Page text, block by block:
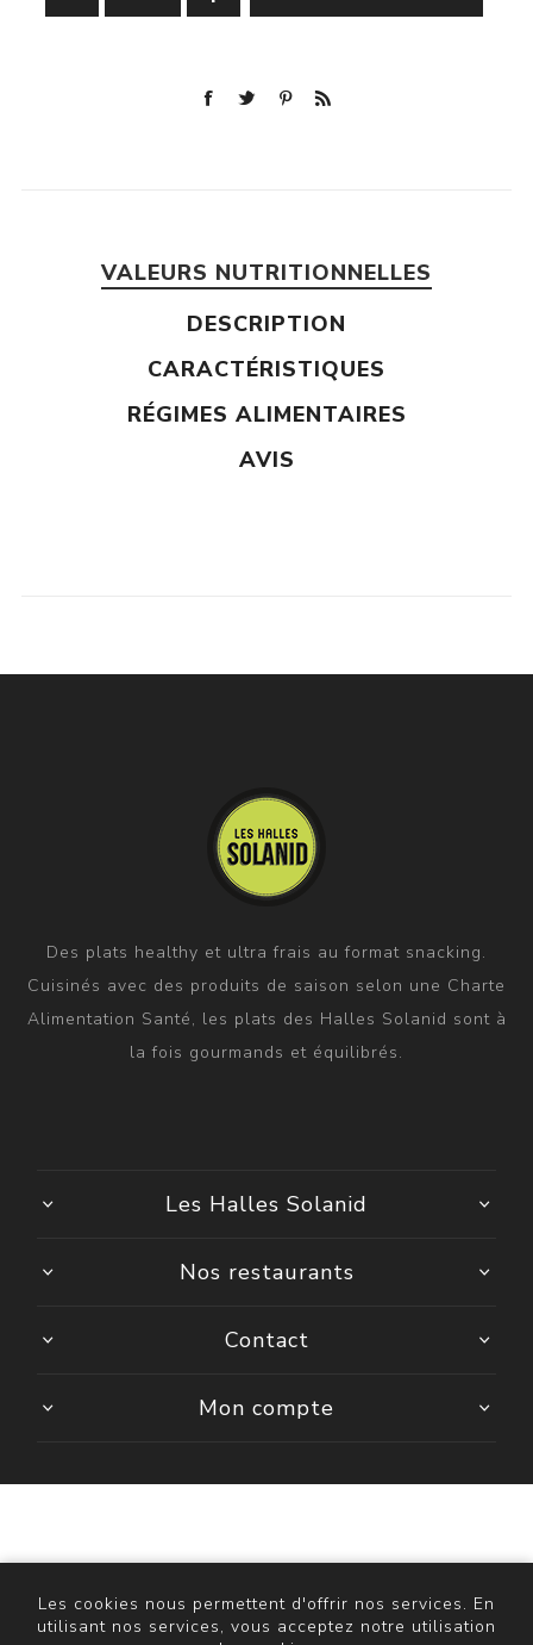
VALEURS NUTRITIONNELLES
DESCRIPTION
CARACTÉRISTIQUES
RÉGIMES ALIMENTAIRES
AVIS
Des plats healthy et ultra frais au format snacking.
Cuisinés avec des produits de saison selon une Charte
Alimentation Santé, les plats des Halles Solanid sont à
la fois gourmands et équilibrés.
Les Halles Solanid
Nos restaurants
Contact
Mon compte
Powered bynopCommerce
Copyright © 2026 ASR Décathlon. Tous droits réservés.
Les cookies nous permettent d'offrir nos services. En
utilisant nos services, vous acceptez notre utilisation